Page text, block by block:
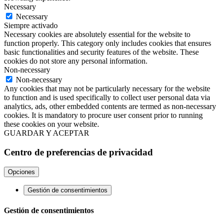
Necessary
Necessary
Siempre activado
Necessary cookies are absolutely essential for the website to
function properly. This category only includes cookies that ensures
basic functionalities and security features of the website. These
cookies do not store any personal information.
Non-necessary
Non-necessary
Any cookies that may not be particularly necessary for the website
to function and is used specifically to collect user personal data via
analytics, ads, other embedded contents are termed as non-necessary
cookies. It is mandatory to procure user consent prior to running
these cookies on your website.
GUARDAR Y ACEPTAR
Centro de preferencias de privacidad
Opciones
Gestión de consentimientos
Gestión de consentimientos